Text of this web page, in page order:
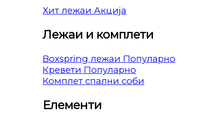
Хит лежаи
Лежаи и комплети
Boxspring лежаи
Кревети
Комплет спални соби
Елементи